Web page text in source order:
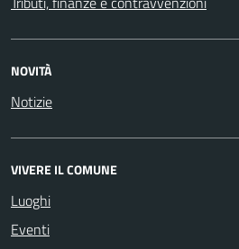
NOVITÀ
Notizie
VIVERE IL COMUNE
Luoghi
Eventi